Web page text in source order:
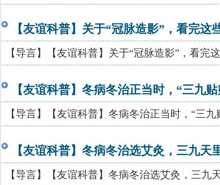
【友谊科普】关于“冠脉造影”，看完这
【导言】【友谊科普】关于“冠脉造影”，看完
【友谊科普】冬病冬治正当时，“三九
【导言】【友谊科普】冬病冬治正当时，“三九
【友谊科普】冬病冬治选艾灸，三九天
【导言】【友谊科普】冬病冬治选艾灸，三九